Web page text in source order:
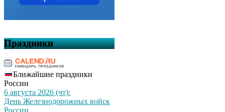
Праздники
Ближайшие праздники
России
6 августа 2026 (чт):
День Железнодорожных войск